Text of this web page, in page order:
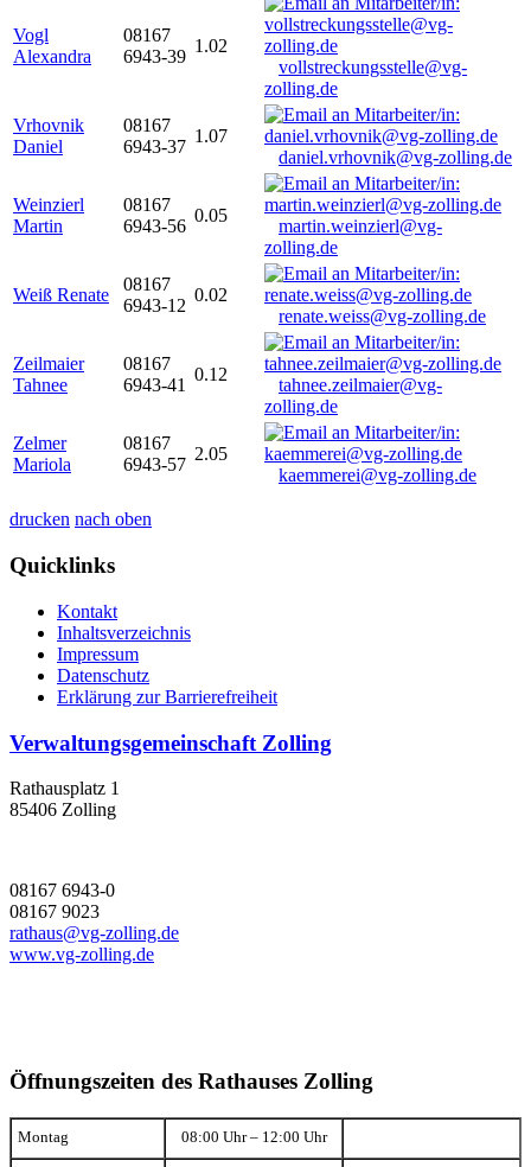
Vogl
Alexandra
08167
6943-39
1.02
vollstreckungsstelle@vg-
zolling.de
Vrhovnik
Daniel
08167
6943-37
1.07
daniel.vrhovnik@vg-zolling.de
Weinzierl
Martin
08167
6943-56
0.05
martin.weinzierl@vg-
zolling.de
Weiß Renate
08167
6943-12
0.02
renate.weiss@vg-zolling.de
Zeilmaier
Tahnee
08167
6943-41
0.12
tahnee.zeilmaier@vg-
zolling.de
Zelmer
Mariola
08167
6943-57
2.05
kaemmerei@vg-zolling.de
drucken nach oben
Quicklinks
Kontakt
Inhaltsverzeichnis
Impressum
Datenschutz
Erklärung zur Barrierefreiheit
Verwaltungsgemeinschaft Zolling
Rathausplatz 1
85406 Zolling
08167 6943-0
08167 9023
rathaus@vg-zolling.de
www.vg-zolling.de
Öffnungszeiten des Rathauses Zolling
Montag 08:00 Uhr – 12:00 Uhr